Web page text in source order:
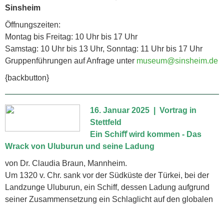
Sinsheim
Öffnungszeiten:
Montag bis Freitag: 10 Uhr bis 17 Uhr
Samstag: 10 Uhr bis 13 Uhr, Sonntag: 11 Uhr bis 17 Uhr
Gruppenführungen auf Anfrage unter museum@sinsheim.de
{backbutton}
16. Januar 2025 | Vortrag in
Stettfeld
Ein Schiﬀ wird kommen - Das
Wrack von Uluburun und seine Ladung
von Dr. Claudia Braun, Mannheim.
Um 1320 v. Chr. sank vor der Südküste der Türkei, bei der
Landzunge Uluburun, ein Schiff, dessen Ladung aufgrund
seiner Zusammensetzung ein Schlaglicht auf den globalen